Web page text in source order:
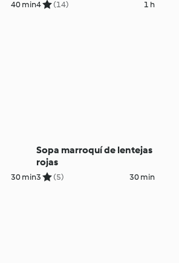
40 min4 (14) 1 h
30 min
Sopa marroquí de lentejas
rojas
3 (5) 30 min